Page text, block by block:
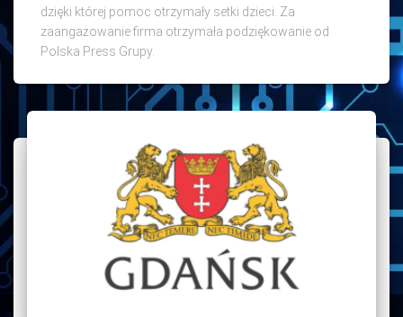
dzięki której pomoc otrzymały setki dzieci. Za
zaangażowanie firma otrzymała podziękowanie od
Polska Press Grupy.